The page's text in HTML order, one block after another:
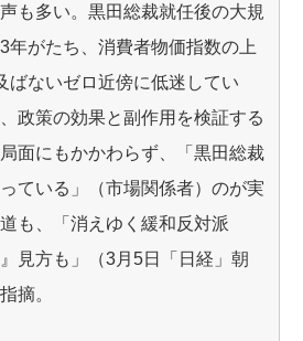
も多い。黒田総裁就任後の大規
年がたち、消費者物価指数の上
ばないゼロ近傍に低迷してい
政策の効果と副作用を検証する
面にもかかわらず、「黒田総裁
ている」（市場関係者）のが実
も、「消えゆく緩和反対派
見方も」（3月5日「日経」朝
摘。